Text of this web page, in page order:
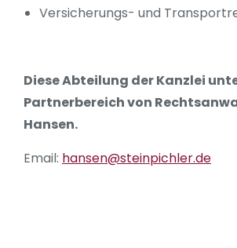
Versicherungs- und
Diese Abteilung der Kanzlei
Partnerbereich von
Hansen.
Email: hansen@steinpichler.de